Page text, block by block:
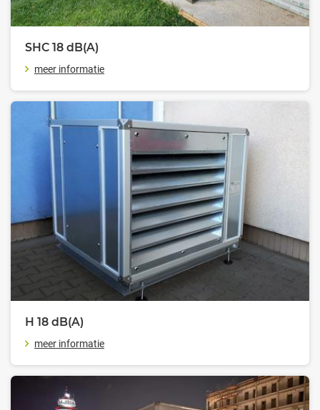
SHC 18 dB(A)
meer informatie
H 18 dB(A)
meer informatie